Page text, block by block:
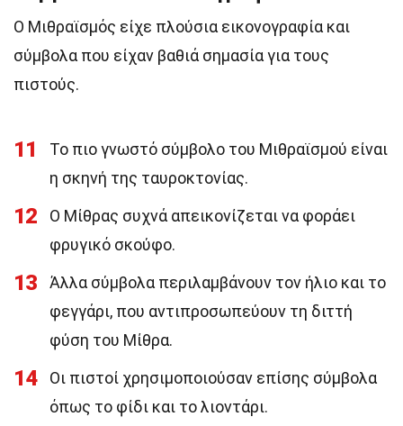
Ο Μιθραϊσμός είχε πλούσια εικονογραφία και
σύμβολα που είχαν βαθιά σημασία για τους
πιστούς.
11
Το πιο γνωστό σύμβολο του Μιθραϊσμού είναι
η σκηνή της ταυροκτονίας.
12
Ο Μίθρας συχνά απεικονίζεται να φοράει
φρυγικό σκούφο.
13
Άλλα σύμβολα περιλαμβάνουν τον ήλιο και το
φεγγάρι, που αντιπροσωπεύουν τη διττή
φύση του Μίθρα.
14
Οι πιστοί χρησιμοποιούσαν επίσης σύμβολα
όπως το φίδι και το λιοντάρι.